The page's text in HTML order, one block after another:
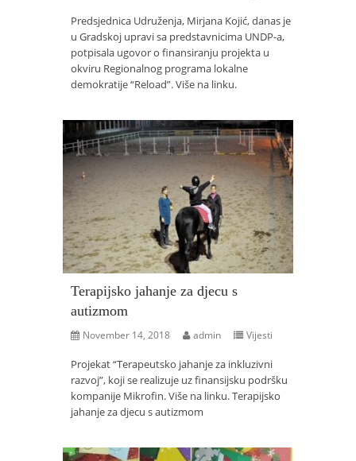
Predsjednica Udruženja, Mirjana Kojić, danas je
u Gradskoj upravi sa predstavnicima UNDP-a,
potpisala ugovor o finansiranju projekta u
okviru Regionalnog programa lokalne
demokratije “Reload”. Više na linku.
Terapijsko jahanje za djecu s
autizmom
November 14, 2018 admin Vijesti
Projekat “Terapeutsko jahanje za inkluzivni
razvoj”, koji se realizuje uz finansijsku podršku
kompanije Mikrofin. Više na linku. Terapijsko
jahanje za djecu s autizmom